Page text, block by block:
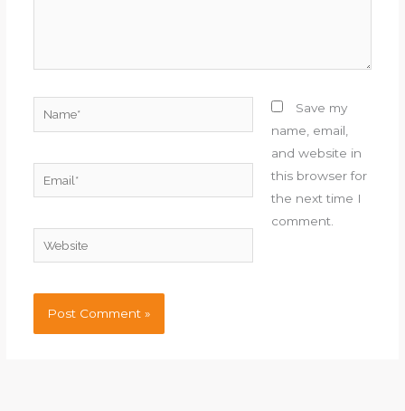
Email*
Website
Save my
name, email,
and website in
this browser for
the next time I
comment.